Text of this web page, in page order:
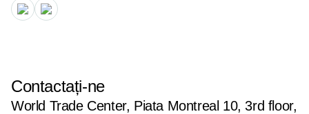
Contactați-ne
World Trade Center, Piata Montreal 10, 3rd floor,